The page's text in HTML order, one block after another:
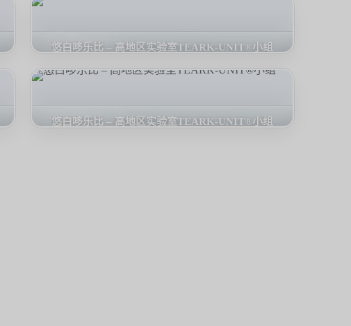
悠白哆乐比 – 高地区实验室TEARK-UNIT®小组
悠白哆乐比 – 高地区实验室TEARK-UNIT®小组